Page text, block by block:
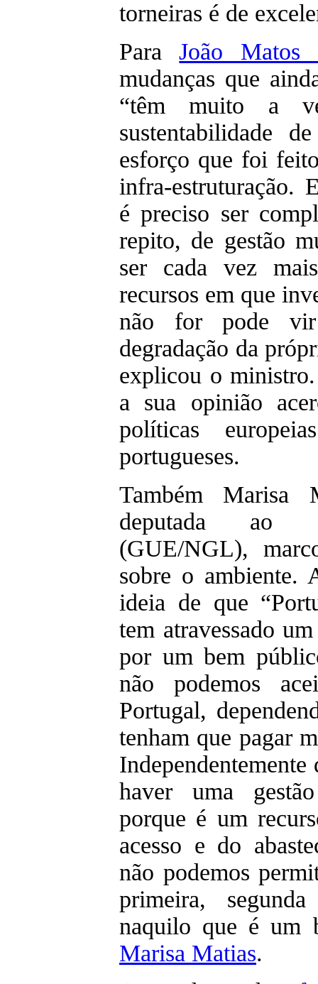
torneiras é de
ParaJoão Matos
mudanças que
“têm muito a
sustentabilidade
esforço que foi
infra-estruturação.
é preciso ser
repito, de gestão
ser cada vez
recursos em que
não for pode
degradação da
explicou o
a sua opinião
políticas
portugueses.
Também Marisa
deputada ao
(GUE/NGL),
sobre o ambiente.
ideia de que
tem atravessado
por um bem
não podemos
Portugal,
tenham que pagar
haver uma
porque é um
acesso e do
não podemos
primeira,
naquilo que é um
Marisa Matias.